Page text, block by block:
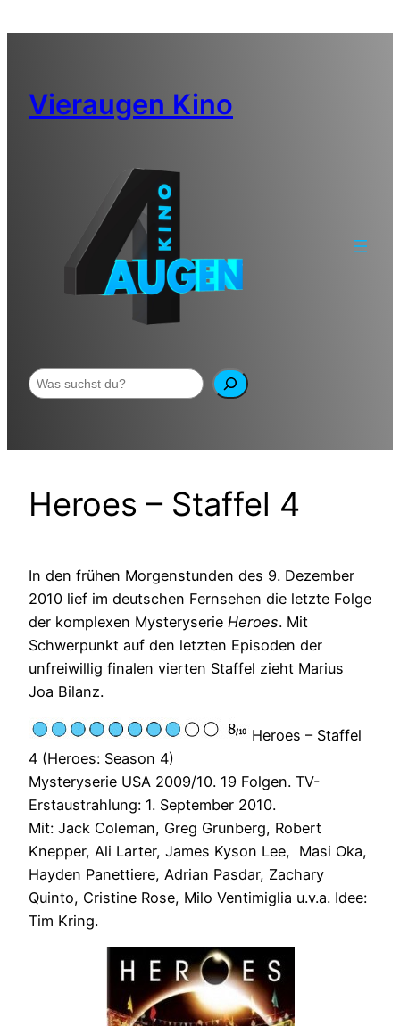
Vieraugen Kino
Suchen
Heroes – Staffel 4
In den frühen Morgenstunden des 9. Dezember
2010 lief im deutschen Fernsehen die letzte Folge
der komplexen Mysteryserie Heroes. Mit
Schwerpunkt auf den letzten Episoden der
unfreiwillig finalen vierten Staffel zieht Marius
Joa Bilanz.
Heroes – Staffel
4 (Heroes: Season 4)
Mysteryserie USA 2009/10. 19 Folgen. TV-
Erstaustrahlung: 1. September 2010.
Mit: Jack Coleman, Greg Grunberg, Robert
Knepper, Ali Larter, James Kyson Lee, Masi Oka,
Hayden Panettiere, Adrian Pasdar, Zachary
Quinto, Cristine Rose, Milo Ventimiglia u.v.a. Idee:
Tim Kring.